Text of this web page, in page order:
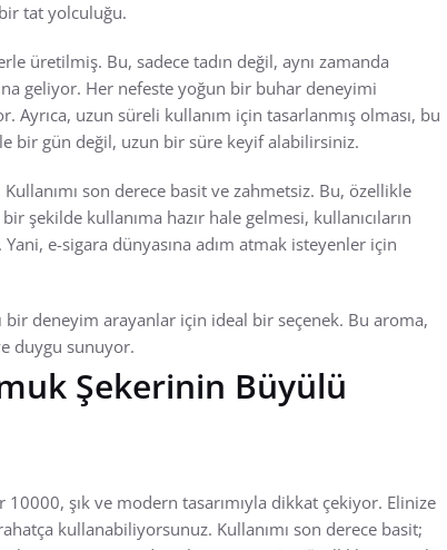
tat yolculuğu.
üretilmiş. Bu, sadece tadın değil, aynı zamanda
geliyor. Her nefeste yoğun bir buhar deneyimi
Ayrıca, uzun süreli kullanım için tasarlanmış olması, bu
bir gün değil, uzun bir süre keyif alabilirsiniz.
son derece basit ve zahmetsiz. Bu, özellikle
şekilde kullanıma hazır hale gelmesi, kullanıcıların
e-sigara dünyasına adım atmak isteyenler için
deneyim arayanlar için ideal bir seçenek. Bu aroma,
duygu sunuyor.
Şekerinin Büyülü
10000, şık ve modern tasarımıyla dikkat çekiyor. Elinize
kullanabiliyorsunuz. Kullanımı son derece basit;